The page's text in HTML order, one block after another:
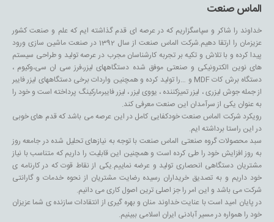
الماس صنعت
خداوند را شاکر و سپاسگزاریم که در عرصه ای قدم گذاشته ایم که علم و صنعت کشور
عزیزمان را ارتقا دهیم.شرکت الماس صنعت از سال 1392 در صنعت ماشین سازی ورود
پیدا کرده و با تلاش و تکیه بر تجربه کارشناسان مجرب در عرصه تولید و طراحی سیستم
های نوین الکترونیکی و صنعتی موفق شده دستگاههای لیزر،فرز سی ان سی،وکیوم ،
دستگاه برش کات MDF و …را تولید کرده و همچنین واردات برخی دستگاههای لیزر فایبر
از جمله جوش لیزری ، لیزر تمیزکننده ، یووی لیزر ، لیزر فایبرمارکینگ پرداخته است و خود را
به عنوان یکی از سرآمدان این صنعت معرفی کند.
رویکرد شرکت الماس صنعت خودکفایی کامل در این عرصه می باشد که قدم های خوبی
در این راستا برداشته ایم.
سبد محصولات گروه صنعتی الماس صنعت با توجه به نیازهای تحلیل شده در جامعه روز
به روز افزایش خود را طی کرده است و همچنین این قابلیت را داریم که متناسب با نیاز
مشتریان دستگاهی انحصاری تولید و عرضه نماییم.یکی از نقاط قوت که در کارنامه ی
خود داریم و به تصدیق خریداران رسیده رضایت مشتریان از نحوه خدمات و گارانتی
شرکت می باشد و این امر را جز اصلی ترین اصول کاری می دانیم.
در پایان امید است با عنایت خداوند منان و بهره گیری از انتقادات سازنده ی شما عزیزان
خود را همواره در مسیر آبادنی ایران اسلامی ببینیم.